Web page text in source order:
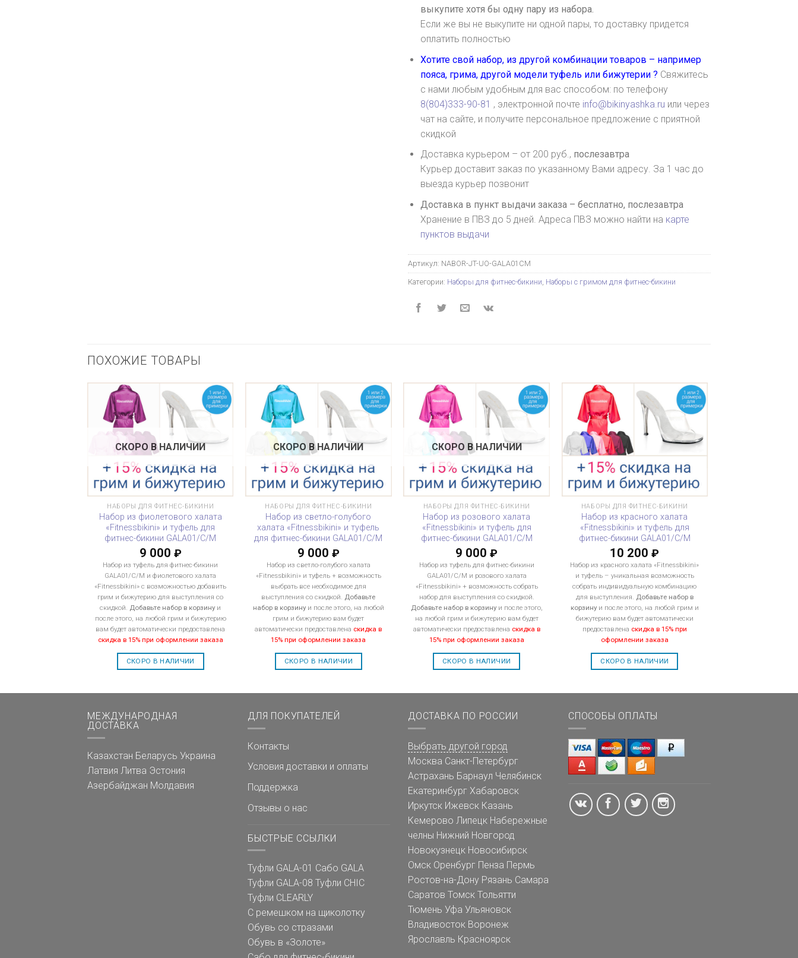
выкупите хотя бы одну пару из набора.
Если же вы не выкупите ни одной пары, то доставку придется
оплатить полностью
Хотите свой набор, из другой комбинации товаров – например
пояса, грима, другой модели туфель или бижутерии ? Свяжитесь
с нами любым удобным для вас способом: по телефону
8(804)333-90-81 , электронной почте info@bikinyashka.ru или через
чат на сайте, и получите персональное предложение с приятной
скидкой
Доставка курьером – от 200 руб., послезавтра
Курьер доставит заказ по указанному Вами адресу. За 1 час до
выезда курьер позвонит
Доставка в пункт выдачи заказа – бесплатно, послезавтра
Хранение в ПВЗ до 5 дней. Адреса ПВЗ можно найти на карте
пунктов выдачи
Артикул: NABOR-JT-UO-GALA01CM
Категории: Наборы для фитнес-бикини Наборы с гримом для фитнес-бикини
ПОХОЖИЕ ТОВАРЫ
СКОРО В НАЛИЧИИ
НАБОРЫ ДЛЯ ФИТНЕС-БИКИНИ
Набор из фиолетового халата
«Fitnessbikini» и туфель для
фитнес-бикини GALA01/C/M
9 000 ₽
Набор из туфель для фитнес-бикини
GALA01/C/M и фиолетового халата
«Fitnessbikini» с возможностью добавить
грим и бижутерию для выступления со
скидкой. Добавьте набор в корзину и
после этого, на любой грим и бижутерию
вам будет автоматически предоставлена
скидка в 15% при оформлении заказа
СКОРО В НАЛИЧИИ
СКОРО В НАЛИЧИИ
НАБОРЫ ДЛЯ ФИТНЕС-БИКИНИ
Набор из светло-голубого
халата «Fitnessbikini» и туфель
для фитнес-бикини GALA01/C/M
9 000 ₽
Набор из светло-голубого халата
«Fitnessbikini» и туфель + возможность
выбрать все необходимое для
выступления со скидкой. Добавьте
набор в корзинуи после этого, на любой
грим и бижутерию вам будет
автоматически предоставлена скидка в
15% при оформлении заказа
СКОРО В НАЛИЧИИ
СКОРО В НАЛИЧИИ
НАБОРЫ ДЛЯ ФИТНЕС-БИКИНИ
Набор из розового халата
«Fitnessbikini» и туфель для
фитнес-бикини GALA01/C/M
9 000₽
Набор из туфель для фитнес-бикини
GALA01/C/M и розового халата
«Fitnessbikini» + возможность собрать
набор для выступления со скидкой.
Добавьте набор в корзинуи после этого,
на любой грим и бижутерию вам будет
автоматически предоставлена скидка в
15% при оформлении заказа
СКОРО В НАЛИЧИИ
НАБОРЫ ДЛЯ ФИТНЕС-БИКИНИ
Набор из красного халата
«Fitnessbikini» и туфель для
фитнес-бикини GALA01/C/M
10 200₽
Набор из красного халата «Fitnessbikini»
и туфель – уникальная возможность
собрать индивидуальную комбинацию
для выступления. Добавьте набор в
корзинуи после этого, на любой грим и
бижутерию вам будет автоматически
предоставлена скидка в 15% при
оформлении заказа
СКОРО В НАЛИЧИИ
МЕЖДУНАРОДНАЯ
ДОСТАВКА
Казахстан Беларусь Украина
Латвия Литва Эстония
Азербайджан Молдавия
ДЛЯ ПОКУПАТЕЛЕЙ
Контакты
Условия доставки и оплаты
Поддержка
Отзывы о нас
БЫСТРЫЕ ССЫЛКИ
Туфли GALA-01 Сабо GALA
Туфли GALA-08 Туфли CHIC
Туфли CLEARLY
С ремешком на щиколотку
Обувь со стразами
Обувь в «Золоте»
ДОСТАВКА ПО РОССИИ
Выбрать другой город
Москва Санкт-Петербург
Астрахань Барнаул Челябинск
Екатеринбург Хабаровск
Иркутск Ижевск Казань
Кемерово Липецк Набережные
челны Нижний Новгород
Новокузнецк Новосибирск
Омск Оренбург Пенза Пермь
Ростов-на-Дону Рязань Самара
Саратов Томск Тольятти
Тюмень Уфа Ульяновск
Владивосток Воронеж
Ярославль Красноярск
СПОСОБЫ ОПЛАТЫ